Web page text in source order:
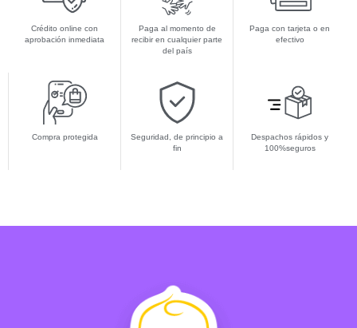
Crédito online con
aprobación inmediata
Paga al momento de
recibir en cualquier parte
del país
Paga con tarjeta o en
efectivo
Compra protegida
Seguridad, de principio a
fin
Despachos rápidos y
100%seguros